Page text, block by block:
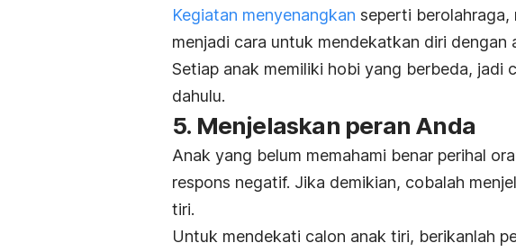
Kegiatan menyenangkan seperti berolahraga,
menjadi cara untuk mendekatkan diri dengan
Setiap anak memiliki hobi yang berbeda, jadi
dahulu.
5. Menjelaskan peran Anda
Anak yang belum memahami benar perihal
respons negatif. Jika demikian, cobalah
tiri.
Untuk mendekati calon anak tiri, berikanlah